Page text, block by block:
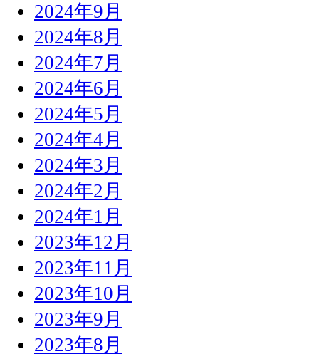
2024年9月
2024年8月
2024年7月
2024年6月
2024年5月
2024年4月
2024年3月
2024年2月
2024年1月
2023年12月
2023年11月
2023年10月
2023年9月
2023年8月